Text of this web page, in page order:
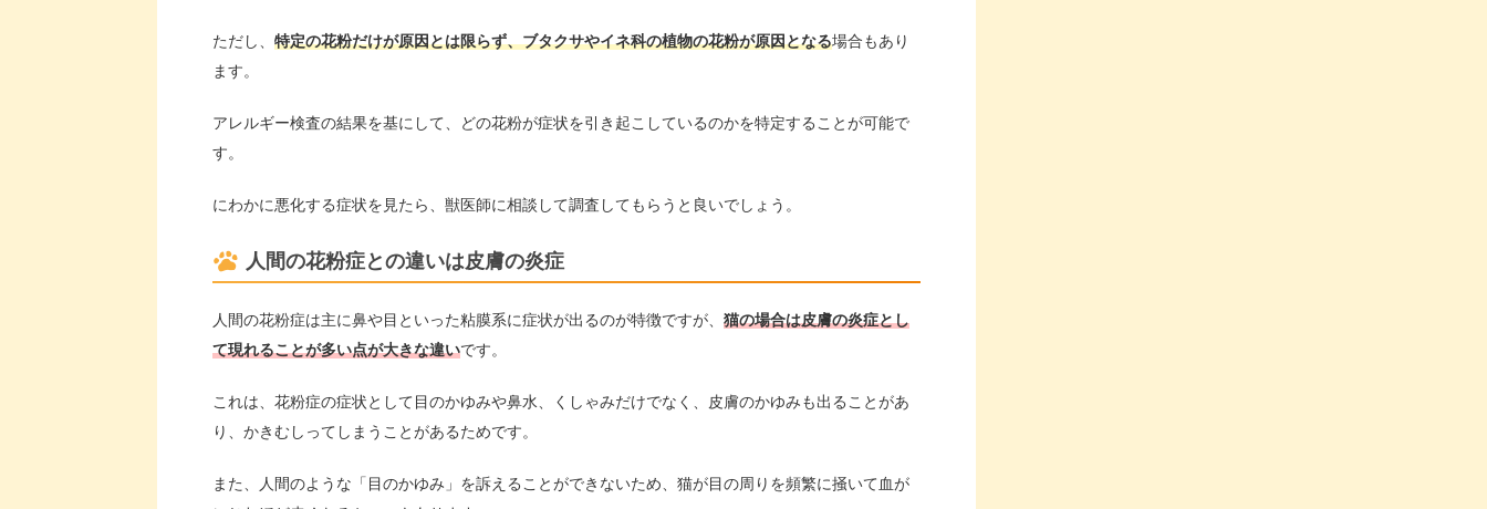
ただし、 特定の花粉だけが原因とは限らず、ブタクサやイネ科の植物の花粉が原因となる場合もあり
ます。
アレルギー検査の結果を基にして、どの花粉が症状を引き起こしているのかを特定することが可能で
す。
にわかに悪化する症状を見たら、獣医師に相談して調査してもらうと良いでしょう。
人間の花粉症との違いは皮膚の炎症
人間の花粉症は主に鼻や目といった粘膜系に症状が出るのが特徴ですが、 猫の場合は皮膚の炎症とし
て現れることが多い点が大きな違いです。
これは、花粉症の症状として目のかゆみや鼻水、くしゃみだけでなく、皮膚のかゆみも出ることがあ
り、かきむしってしまうことがあるためです。
また、人間のような「目のかゆみ」を訴えることができないため、猫が目の周りを頻繁に掻いて血が